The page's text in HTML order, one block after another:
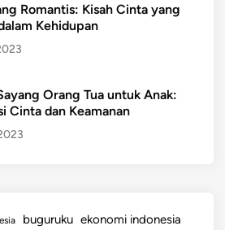
a
Romantis: Kisah Cinta yang
Kehidupan
Orang Tua untuk Anak:
Cinta dan Keamanan
buguruku ekonomi indonesia